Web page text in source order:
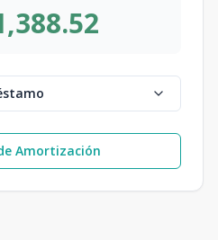
Amortización